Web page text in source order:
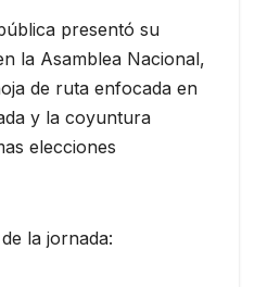
presentó su
la Asamblea Nacional,
de ruta enfocada en
y la coyuntura
elecciones
la jornada: